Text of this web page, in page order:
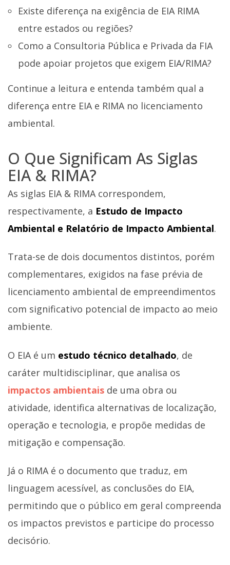
Existe diferença na exigência de EIA RIMA
entre estados ou regiões?
Como a Consultoria Pública e Privada da FIA
pode apoiar projetos que exigem EIA/RIMA?
Continue a leitura e entenda também qual a
diferença entre EIA e RIMA no licenciamento
ambiental.
O Que Significam As Siglas
EIA & RIMA?
As siglas EIA & RIMA correspondem,
respectivamente, a Estudo de Impacto
Ambiental e Relatório de Impacto Ambiental.
Trata-se de dois documentos distintos, porém
complementares, exigidos na fase prévia de
licenciamento ambiental de empreendimentos
com significativo potencial de impacto ao meio
ambiente.
O EIA é um estudo técnico detalhado, de
caráter multidisciplinar, que analisa os
impactos ambientais de uma obra ou
atividade, identifica alternativas de localização,
operação e tecnologia, e propõe medidas de
mitigação e compensação.
Já o RIMA é o documento que traduz, em
linguagem acessível, as conclusões do EIA,
permitindo que o público em geral compreenda
os impactos previstos e participe do processo
decisório.